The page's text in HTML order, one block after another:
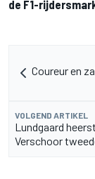
de F1-
Coureur en
VOLGEND ARTIKEL
Lundgaard
Verschoor